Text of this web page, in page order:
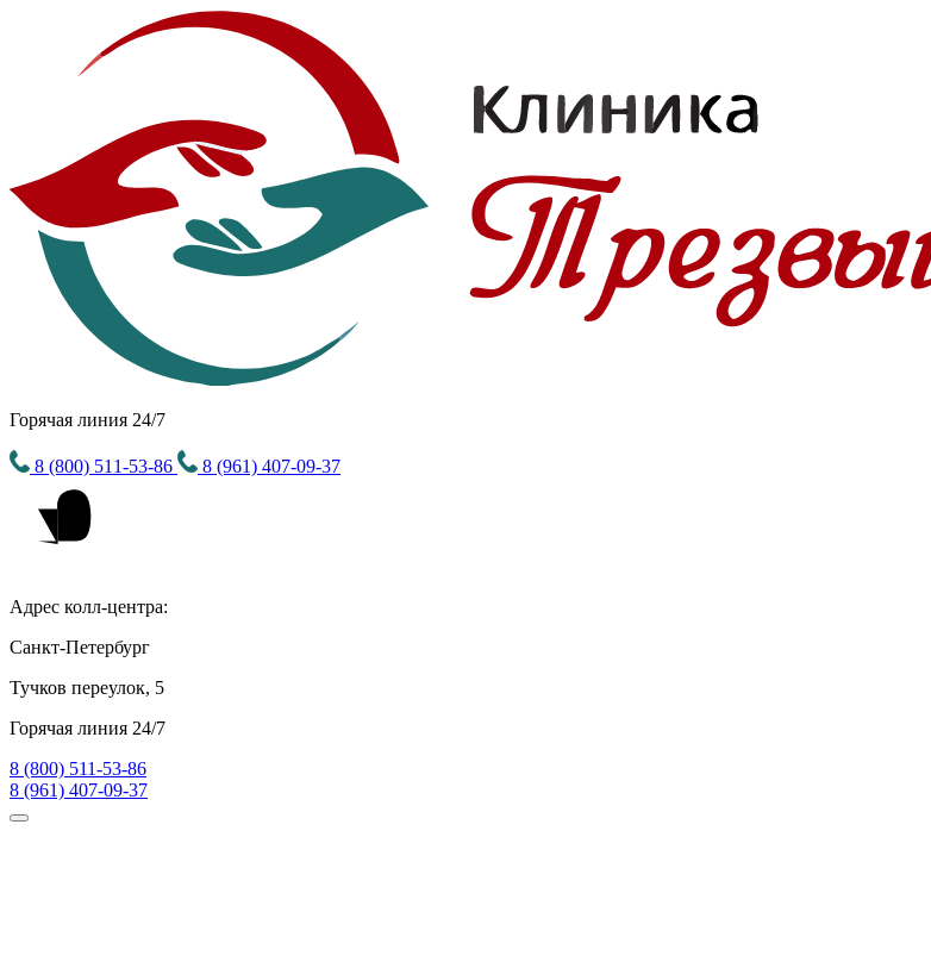
Горячая линия 24/7
8 (800) 511-53-86 8 (961) 407-09-37
Адрес колл-центра:
Санкт-Петербург
Тучков переулок, 5
Горячая линия 24/7
8 (800) 511-53-86
8 (961) 407-09-37